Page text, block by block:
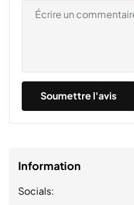
Information
Socials: